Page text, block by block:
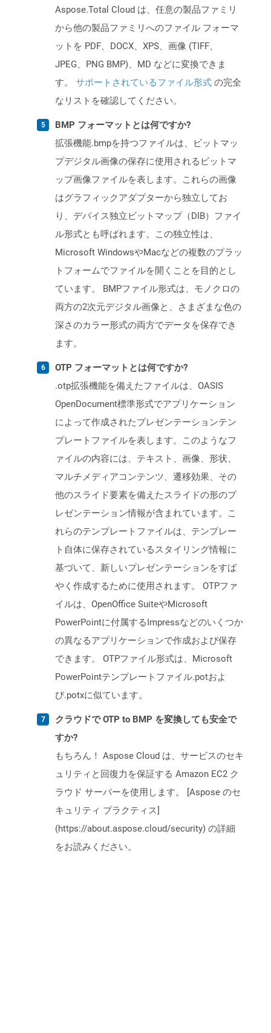
Aspose.Total Cloud は、任意の製品ファミリ
から他の製品ファミリへのファイル フォーマ
ットを PDF、DOCX、XPS、画像 (TIFF、
JPEG、PNG BMP)、MD などに変換できま
す。 サポートされているファイル形式 の完全
なリストを確認してください。
BMP フォーマットとは何ですか?
拡張機能.bmpを持つファイルは、ビットマッ
プデジタル画像の保存に使用されるビットマ
ップ画像ファイルを表します。これらの画像
はグラフィックアダプターから独立してお
り、デバイス独立ビットマップ（DIB）ファイ
ル形式とも呼ばれます。この独立性は、
Microsoft WindowsやMacなどの複数のプラッ
トフォームでファイルを開くことを目的とし
ています。 BMPファイル形式は、モノクロの
両方の2次元デジタル画像と、さまざまな色の
深さのカラー形式の両方でデータを保存でき
ます。
OTP フォーマットとは何ですか?
.otp拡張機能を備えたファイルは、OASIS
OpenDocument標準形式でアプリケーション
によって作成されたプレゼンテーションテン
プレートファイルを表します。このようなフ
ァイルの内容には、テキスト、画像、形状、
マルチメディアコンテンツ、遷移効果、その
他のスライド要素を備えたスライドの形のプ
レゼンテーション情報が含まれています。こ
れらのテンプレートファイルは、テンプレー
ト自体に保存されているスタイリング情報に
基づいて、新しいプレゼンテーションをすば
やく作成するために使用されます。 OTPファ
イルは、OpenOffice SuiteやMicrosoft
PowerPointに付属するImpressなどのいくつか
の異なるアプリケーションで作成および保存
できます。 OTPファイル形式は、Microsoft
PowerPointテンプレートファイル.potおよ
び.potxに似ています。
クラウドで OTP to BMP を変換しても安全で
すか?
もちろん！ Aspose Cloud は、サービスのセキ
ュリティと回復力を保証する Amazon EC2 ク
ラウド サーバーを使用します。 [Aspose のセ
キュリティ プラクティス]
(https://about.aspose.cloud/security) の詳細
をお読みください。